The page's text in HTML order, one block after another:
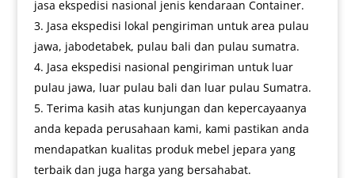
jasa ekspedisi nasional jenis kendaraan Container.
Jasa ekspedisi lokal pengiriman untuk area pulau
jawa, jabodetabek, pulau bali dan pulau sumatra.
Jasa ekspedisi nasional pengiriman untuk luar
pulau jawa, luar pulau bali dan luar pulau Sumatra.
Terima kasih atas kunjungan dan kepercayaanya
anda kepada perusahaan kami, kami pastikan anda
mendapatkan kualitas produk mebel jepara yang
terbaik dan juga harga yang bersahabat.